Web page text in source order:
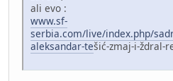
ali evo :
www.sf-
serbia.com/live/index.php/
aleksandar-tešić-zmaj-i-ždral-